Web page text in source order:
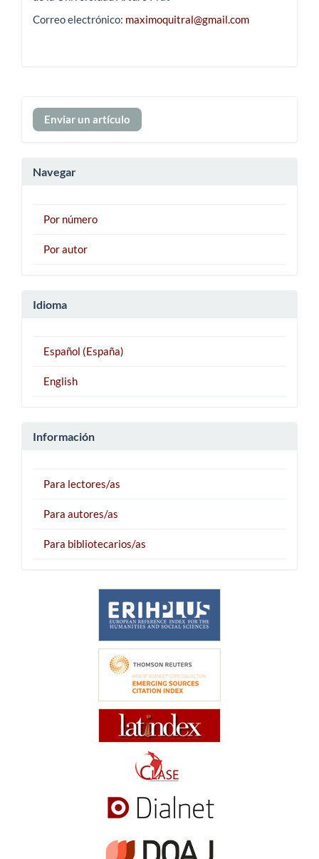
Correo electrónico: maximoquitral@gmail.com
Enviar
un
Enviar un artículo
Navegar
Por número
Por autor
Idioma
Español (España)
English
Información
Para lectores/as
Para autores/as
Para bibliotecarios/as